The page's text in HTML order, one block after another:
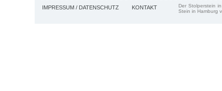
IMPRESSUM / DATENSCHUTZ KONTAKT
Der Stolperstein
Stein in Hamburg